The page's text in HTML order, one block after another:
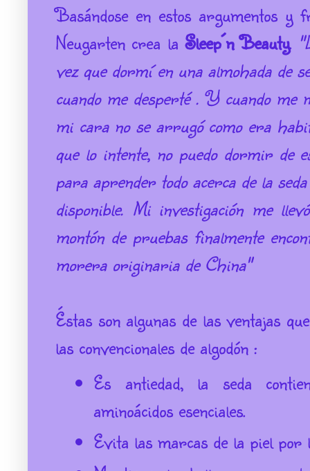
Basándose en estos argumentos
Neugarten crea la Sleep´n Beauty.
vez que dormí en una almohada de
cuando me desperté . Y cuando me
mi cara no se arrugó como era
que lo intente, no puedo dormir de
para aprender todo acerca de la
disponible. Mi investigación me
montón de pruebas finalmente
morera originaria de China"
Éstas son algunas de las ventajas
las convencionales de algodón :
Es antiedad, la seda
aminoácidos esenciales.
Evita las marcas de la piel por